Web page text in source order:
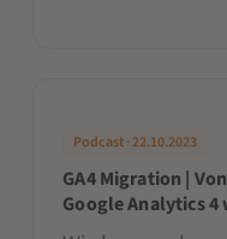
Podcast · 22.10.2023
GA4 Migration |
Google Analytics